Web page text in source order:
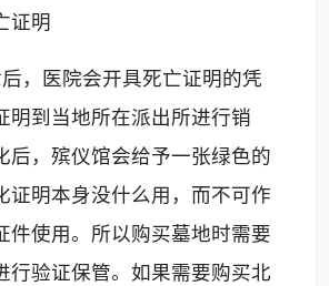
证明
，医院会开具死亡证明的凭
明到当地所在派出所进行销
后，殡仪馆会给予一张绿色的
证明本身没什么用，而不可作
件使用。所以购买墓地时需要
行验证保管。如果需要购买北